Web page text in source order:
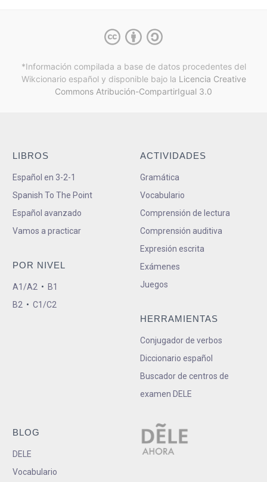
*Información compilada a base de datos procedentes del
Wikcionario español y disponible bajo la Licencia Creative
Commons Atribución-CompartirIgual 3.0
LIBROS
Español en 3-2-1
Spanish To The Point
Español avanzado
Vamos a practicar
POR NIVEL
A1/A2 • B1
B2 • C1/C2
ACTIVIDADES
Gramática
Vocabulario
Comprensión de lectura
Comprensión auditiva
Expresión escrita
Exámenes
Juegos
HERRAMIENTAS
Conjugador de verbos
Diccionario español
Buscador de centros de
examen DELE
BLOG
DELE
Vocabulario